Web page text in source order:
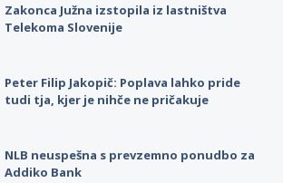
Zakonca Južna izstopila iz lastništva
Telekoma Slovenije
Peter Filip Jakopič: Poplava lahko pride
tudi tja, kjer je nihče ne pričakuje
NLB neuspešna s prevzemno ponudbo za
Addiko Bank